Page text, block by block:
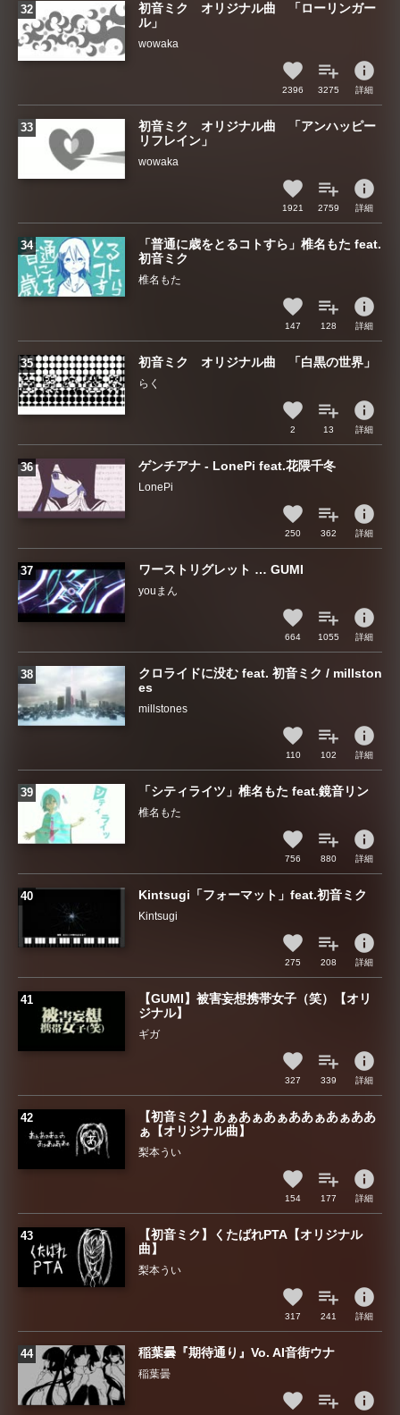
初音ミク オリジナル曲 「ローリンガー
ル」
wowaka
2396 3275
info
詳細
初音ミク オリジナル曲 「アンハッピー
リフレイン」
wowaka
1921 2759
info
詳細
「普通に歳をとるコトすら」椎名もた feat.
初音ミク
椎名もた
147 128
info
詳細
初音ミク オリジナル曲 「白黒の世界」
らく
2 13
info
詳細
ゲンチアナ - LonePi feat.花隈千冬
LonePi
250 362
info
詳細
ワーストリグレット … GUMI
youまん
664 1055
info
詳細
クロライドに没む feat. 初音ミク / millston
es
millstones
110 102
info
詳細
「シティライツ」椎名もた feat.鏡音リン
椎名もた
756 880
info
詳細
Kintsugi「フォーマット」feat.初音ミク
Kintsugi
275 208
info
詳細
【GUMI】被害妄想携帯女子（笑）【オリ
ジナル】
ギガ
327 339
info
詳細
【初音ミク】あぁあぁあぁああぁあぁああ
ぁ【オリジナル曲】
梨本うい
154 177
info
詳細
【初音ミク】くたばれPTA【オリジナル
曲】
梨本うい
317 241
info
詳細
稲葉曇『期待通り』Vo. AI音街ウナ
稲葉曇
info